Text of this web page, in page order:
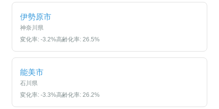
伊勢原市
神奈川県
変化率: -3.2%高齢化率: 26.5%
能美市
石川県
変化率: -3.3%高齢化率: 26.2%